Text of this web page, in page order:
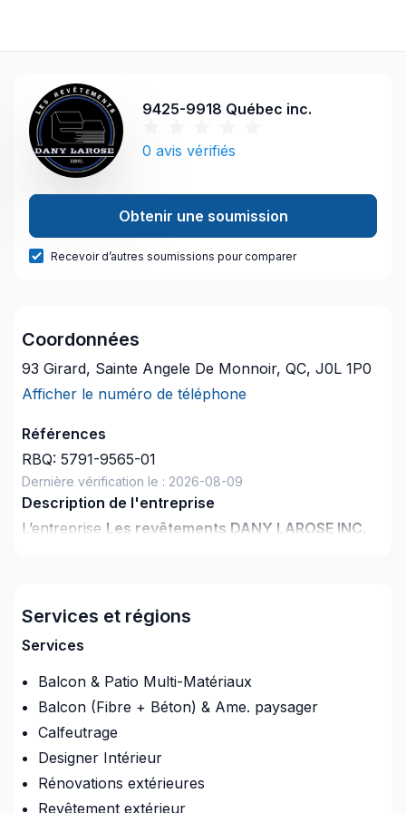
9425-9918 Québec inc.
0 avis vérifiés
Obtenir une soumission
Recevoir d’autres soumissions pour comparer
Coordonnées
93 Girard, Sainte Angele De Monnoir, QC, J0L 1P0
Afficher le numéro de téléphone
Références
RBQ: 5791-9565-01
Dernière vérification le : 2026-08-09
Description de l'entreprise
L’entreprise Les revêtements DANY LAROSE INC.
engagée. ChezLes revêtements DANY LAROSE
INC.nous tenons à cœur votre satisfaction. Notre
équipe apaisera votre esprit, répondra à vos
questions et aux doutes qui pourraient vous habiter.
Tout en vous écoutant, nous vous démontrons
Services et régions
Services
Balcon & Patio Multi-Matériaux
Balcon (Fibre + Béton) & Ame. paysager
Calfeutrage
Designer Intérieur
Rénovations extérieures
Revêtement extérieur